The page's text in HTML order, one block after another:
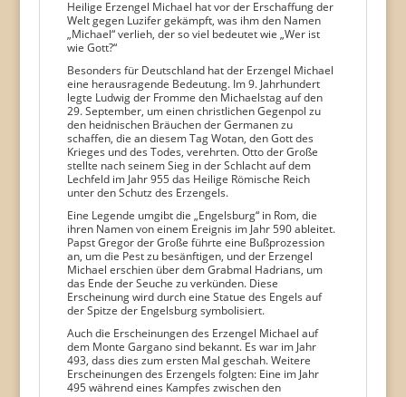
Heilige Erzengel Michael hat vor der Erschaffung der
Welt gegen Luzifer gekämpft, was ihm den Namen
„Michael“ verlieh, der so viel bedeutet wie „Wer ist
wie Gott?“
Besonders für Deutschland hat der Erzengel Michael
eine herausragende Bedeutung. Im 9. Jahrhundert
legte Ludwig der Fromme den Michaelstag auf den
29. September, um einen christlichen Gegenpol zu
den heidnischen Bräuchen der Germanen zu
schaffen, die an diesem Tag Wotan, den Gott des
Krieges und des Todes, verehrten. Otto der Große
stellte nach seinem Sieg in der Schlacht auf dem
Lechfeld im Jahr 955 das Heilige Römische Reich
unter den Schutz des Erzengels.
Eine Legende umgibt die „Engelsburg“ in Rom, die
ihren Namen von einem Ereignis im Jahr 590 ableitet.
Papst Gregor der Große führte eine Bußprozession
an, um die Pest zu besänftigen, und der Erzengel
Michael erschien über dem Grabmal Hadrians, um
das Ende der Seuche zu verkünden. Diese
Erscheinung wird durch eine Statue des Engels auf
der Spitze der Engelsburg symbolisiert.
Auch die Erscheinungen des Erzengel Michael auf
dem Monte Gargano sind bekannt. Es war im Jahr
493, dass dies zum ersten Mal geschah. Weitere
Erscheinungen des Erzengels folgten: Eine im Jahr
495 während eines Kampfes zwischen den